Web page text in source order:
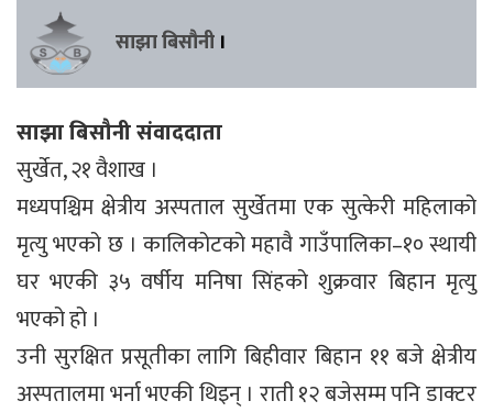
साझा बिसौनी ।
साझा बिसौनी संवाददाता
सुर्खेत, २१ वैशाख ।
मध्यपश्चिम क्षेत्रीय अस्पताल सुर्खेतमा एक सुत्केरी महिलाको
मृत्यु भएको छ । कालिकोटको महावै गाउँपालिका–१० स्थायी
घर भएकी ३५ वर्षीय मनिषा सिंहको शुक्रवार बिहान मृत्यु
भएको हो ।
उनी सुरक्षित प्रसूतीका लागि बिहीवार बिहान ११ बजे क्षेत्रीय
अस्पतालमा भर्ना भएकी थिइन् । राती १२ बजेसम्म पनि डाक्टर